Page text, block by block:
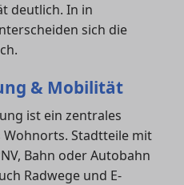
deutlich. In in
sich die
& Mobilität
ist ein zentrales
Stadtteile mit
Bahn oder Autobahn
Radwege und E-